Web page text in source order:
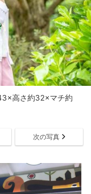
高さ約32×マチ約
次の写真